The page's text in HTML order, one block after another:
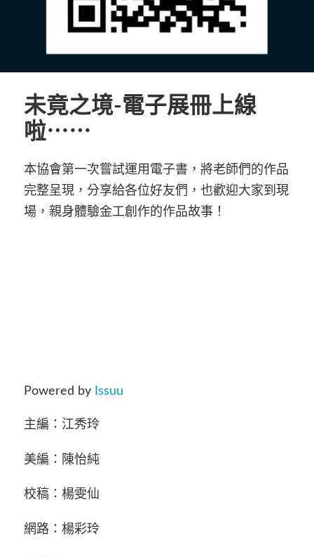
未竟之境-電子展冊上線
啦⋯⋯
本協會第一次嘗試運用電子書，將老師們的作品
完整呈現，分享給各位好友們，也歡迎大家到現
場，親身體驗金工創作的作品故事！
Powered by Issuu
主編：江秀玲
美編：陳怡純
校稿：楊雯仙
網路：楊彩玲